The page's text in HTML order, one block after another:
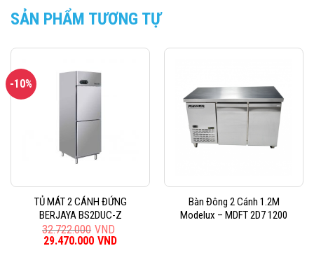
SẢN PHẨM TƯƠNG TỰ
-10%
TỦ MÁT 2 CÁNH ĐỨNG
BERJAYA BS2DUC-Z
32.722.000 VND
Giá
29.470.000 VND
Bàn Đông 2 Cánh 1.2M
Modelux – MDFT 2D7 1200